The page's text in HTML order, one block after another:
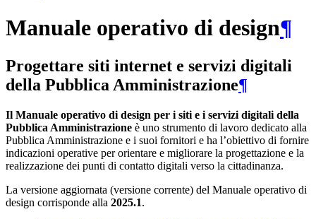
Manuale operativo di design¶
Progettare siti internet e servizi digitali
della Pubblica Amministrazione¶
Il Manuale operativo di design per i siti e i servizi digitali della
Pubblica Amministrazione è uno strumento di lavoro dedicato alla
Pubblica Amministrazione e i suoi fornitori e ha l’obiettivo di fornire
indicazioni operative per orientare e migliorare la progettazione e la
realizzazione dei punti di contatto digitali verso la cittadinanza.
La versione aggiornata (versione corrente) del Manuale operativo di
design corrisponde alla 2025.1.